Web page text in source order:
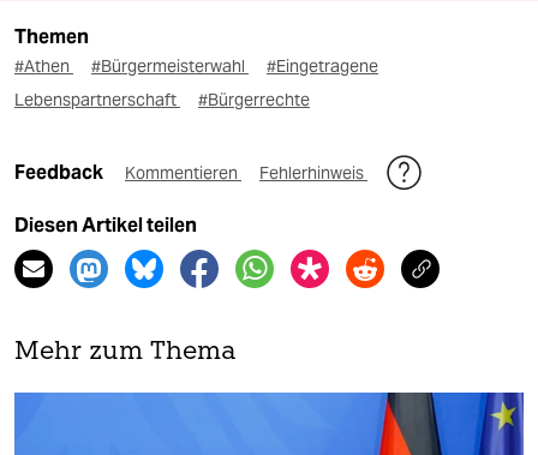
Themen
#Athen #Bürgermeisterwahl
#Eingetragene
Lebenspartnerschaft
#Bürgerrechte
Feedback Kommentieren Fehlerhinweis
Diesen Artikel teilen
Mehr zum Thema